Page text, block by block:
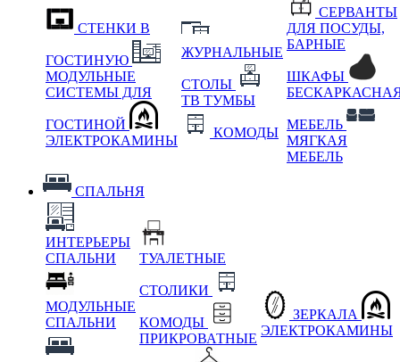
СТЕНКИ В
ГОСТИНУЮ
МОДУЛЬНЫЕ
СИСТЕМЫ ДЛЯ
ГОСТИНОЙ
ЭЛЕКТРОКАМИНЫ
ЖУРНАЛЬНЫЕ
СТОЛЫ
ТВ ТУМБЫ
КОМОДЫ
СЕРВАНТЫ
ДЛЯ ПОСУДЫ,
БАРНЫЕ
ШКАФЫ
МЕБЕЛЬ
МЯГКАЯ
МЕБЕЛЬ
СПАЛЬНЯ
ИНТЕРЬЕРЫ
СПАЛЬНИ
МОДУЛЬНЫЕ
СПАЛЬНИ
ТУАЛЕТНЫЕ
СТОЛИКИ
КОМОДЫ
ПРИКРОВАТНЫЕ
ЗЕРКАЛА
ЭЛЕКТРОКАМИНЫ